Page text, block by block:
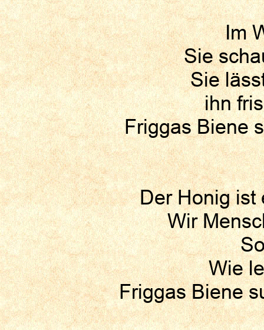
Im
Sie
Sie
ihn
Friggas Biene
Der Honig ist
Wir
Wie
Friggas Biene